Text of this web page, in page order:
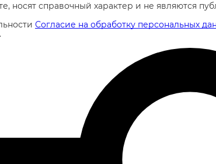
носят справочный характер и не являются
Согласие на обработку персональных
.